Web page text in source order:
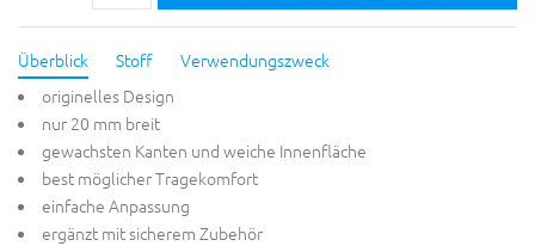
Überblick Stoff
Verwendungszweck
originelles Design
nur 20 mm breit
gewachsten Kanten und weiche Innenfläche
best möglicher Tragekomfort
einfache Anpassung
ergänzt mit sicherem Zubehör